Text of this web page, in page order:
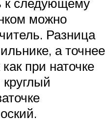
можно
Разница
а точнее
при наточке